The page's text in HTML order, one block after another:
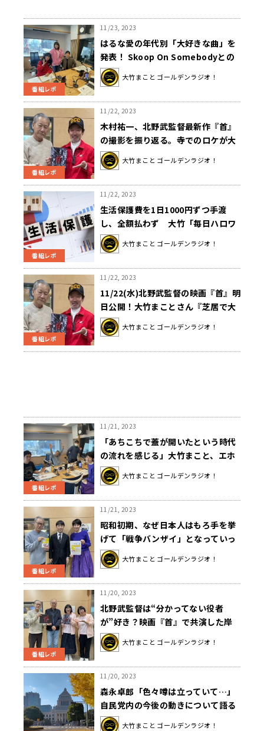
番組レポ
11/23, 2023
はるな愛の年代別「大好きな曲」を
発表！ Skoop On Somebodyとの
縁も語る
大竹まこと ゴールデンラジオ！
番組レポ
11/22, 2023
木村祐一、北野武監督最新作『首』
の撮影を振り返る。寺でのロケが大
変だった理由とは!?
大竹まこと ゴールデンラジオ！
番組レポ
11/22, 2023
生活保護費を1日1000円ずつ手渡
し、全額払わず 大竹「毎日ハロワ
行って書類用意して1000円ずつ貰う
はきつい」
大竹まこと ゴールデンラジオ！
番組レポ
11/22, 2023
11/22(水)北野武監督の映画『首』明
日公開！大竹まことさん『芝居で大
切なこと気づいた』ゲストには共演
の木村祐一さん登場！
大竹まこと ゴールデンラジオ！
番組レポ
11/21, 2023
「あちこちで蓋が開いたという時代
の流れを感じる」大竹まこと、エホ
バの証人元2世信者の調査結果に驚
き
大竹まこと ゴールデンラジオ！
番組レポ
11/21, 2023
昭和初期、なぜ日本人はもろ手を挙
げて「戦争バンザイ」となっていっ
たのか？
大竹まこと ゴールデンラジオ！
番組レポ
11/20, 2023
北野武監督は“分かってない役者
が”好き？映画『首』で共演した岸
部一徳&大竹が大作の裏側を振り返
る
大竹まこと ゴールデンラジオ！
11/20, 2023
森永卓郎「色々噂は立っていて…」
自民党内の今後の動きについて語る
大竹まこと ゴールデンラジオ！